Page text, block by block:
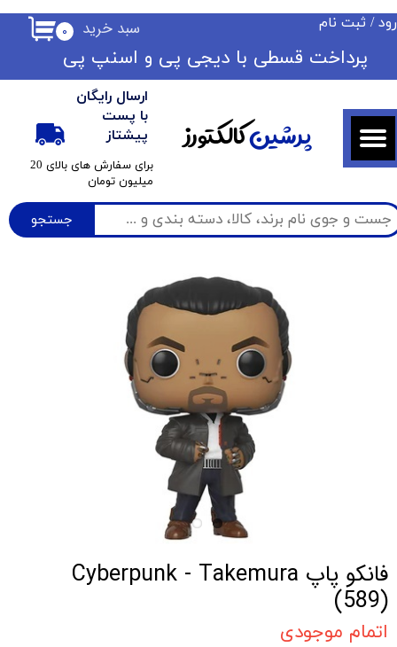
جستجو
ارسال رایگان
با پست
پیشتاز
​برای سفارش های بالای 20
میلیون تومان
۰ سبد خرید / ثبت نام
حساب کاربری من
تغییر گذر واژه
سفارشات
خروج از حساب کاربری
​​پرداخت قسطی با دیجی پی ​​​​​​​و اسنپ پی
پرشینکالکتورز
فانکو پاپ Cyberpunk - Takemura
(589)
اتمام موجودی